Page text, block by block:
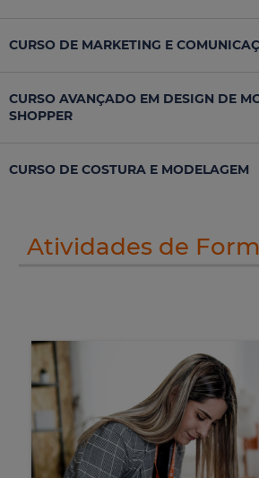
CURSO DE MARKETING E
CURSO AVANÇADO EM DESIGN DE
SHOPPER
CURSO DE COSTURA E MODELAGEM
Atividades de